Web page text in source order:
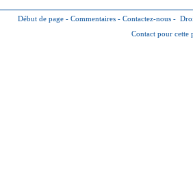
Début de page - Commentaires - Contactez-nous -
Contact pour cette